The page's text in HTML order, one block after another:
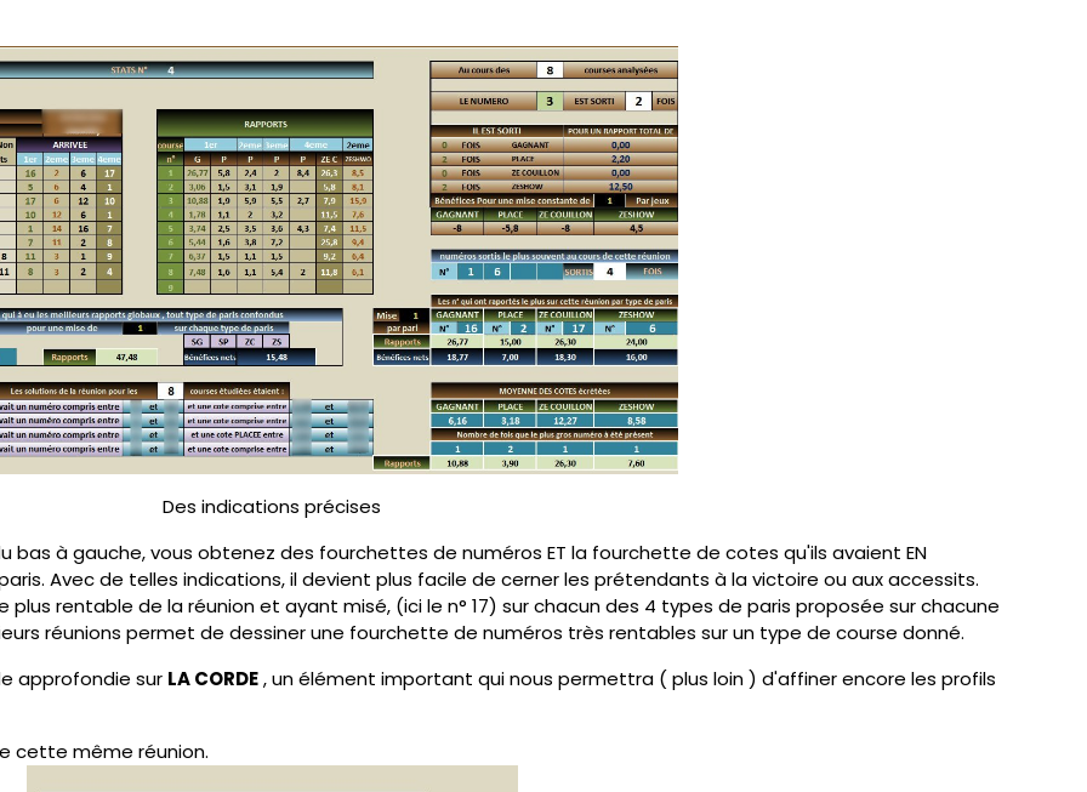
Des indications précises
bas à gauche, vous obtenez des fourchettes de numéros ET la fourchette de cotes qu'ils avaient EN
paris. Avec de telles indications, il devient plus facile de cerner les prétendants à la victoire ou aux accessits.
plus rentable de la réunion et ayant misé, (ici le n° 17) sur chacun des 4 types de paris proposée sur chacune
réunions permet de dessiner une fourchette de numéros très rentables sur un type de course donné.
approfondie sur LA CORDE, un élément important qui nous permettra ( plus loin ) d'affiner encore les profils
cette même réunion.